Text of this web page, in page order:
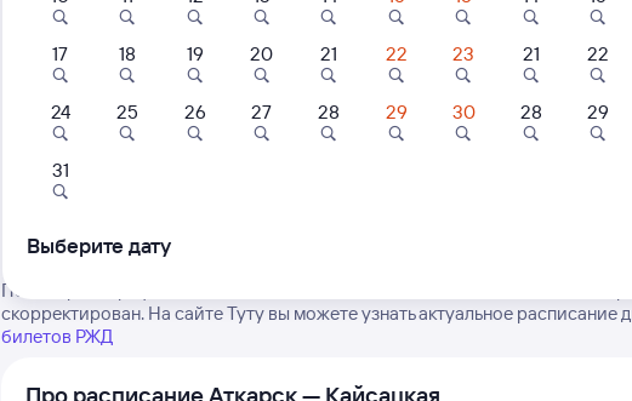
Нет рейсов по этому
Посмотрите график движения поездов дальнего следования РЖД из
скорректирован. На сайте Туту вы можете узнать актуальное расписание
билетов РЖД
Про расписание Аткарск — Кайсацкая
17 18 19 20 21 22 23
24 25 26 27 28 29 30
31
21 22
28 29
Выберите дату